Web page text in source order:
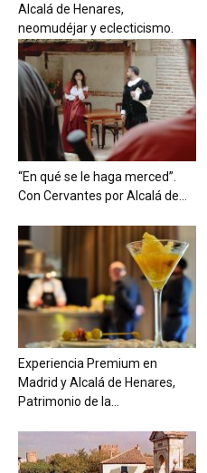
Alcalá de Henares,
neomudéjar y eclecticismo.
“En qué se le haga merced”.
Con Cervantes por Alcalá de...
Experiencia Premium en
Madrid y Alcalá de Henares,
Patrimonio de la...